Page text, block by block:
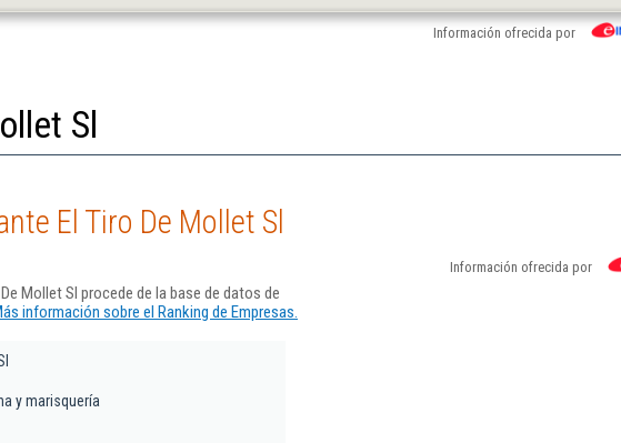
Información ofrecida por
Sl
El Tiro De Mollet Sl
Información ofrecida por
Mollet Sl procede de la base de datos de
información sobre el Ranking de Empresas.
y marisquería